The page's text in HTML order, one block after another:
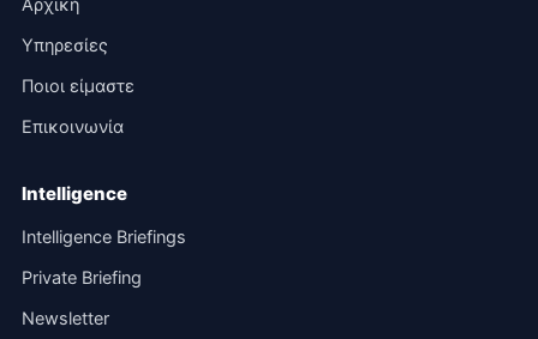
Αρχική
Υπηρεσίες
Ποιοι είμαστε
Επικοινωνία
Intelligence
Intelligence Briefings
Private Briefing
Newsletter